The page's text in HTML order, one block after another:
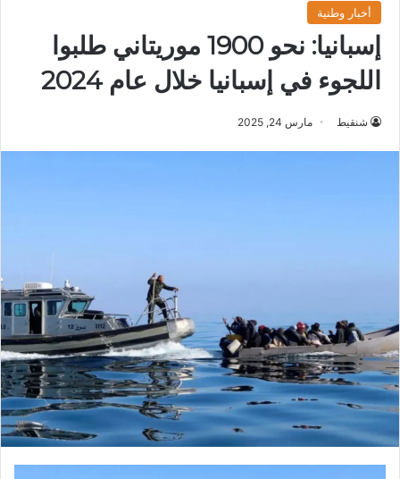
أخبار وطنية
إسبانيا: نحو 1900 موريتاني طلبوا
اللجوء في إسبانيا خلال عام 2024
شنقيط مارس 24, 2025